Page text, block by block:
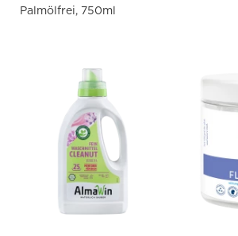
Palmölfrei, 750ml